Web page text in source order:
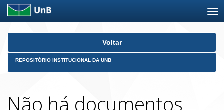
Skip
Voltar
REPOSITÓRIO INSTITUCIONAL DA UNB
Não há documentos